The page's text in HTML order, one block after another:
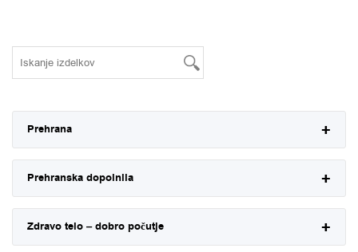
Prehrana
Prehranska dopolnila
Zdravo telo – dobro počutje